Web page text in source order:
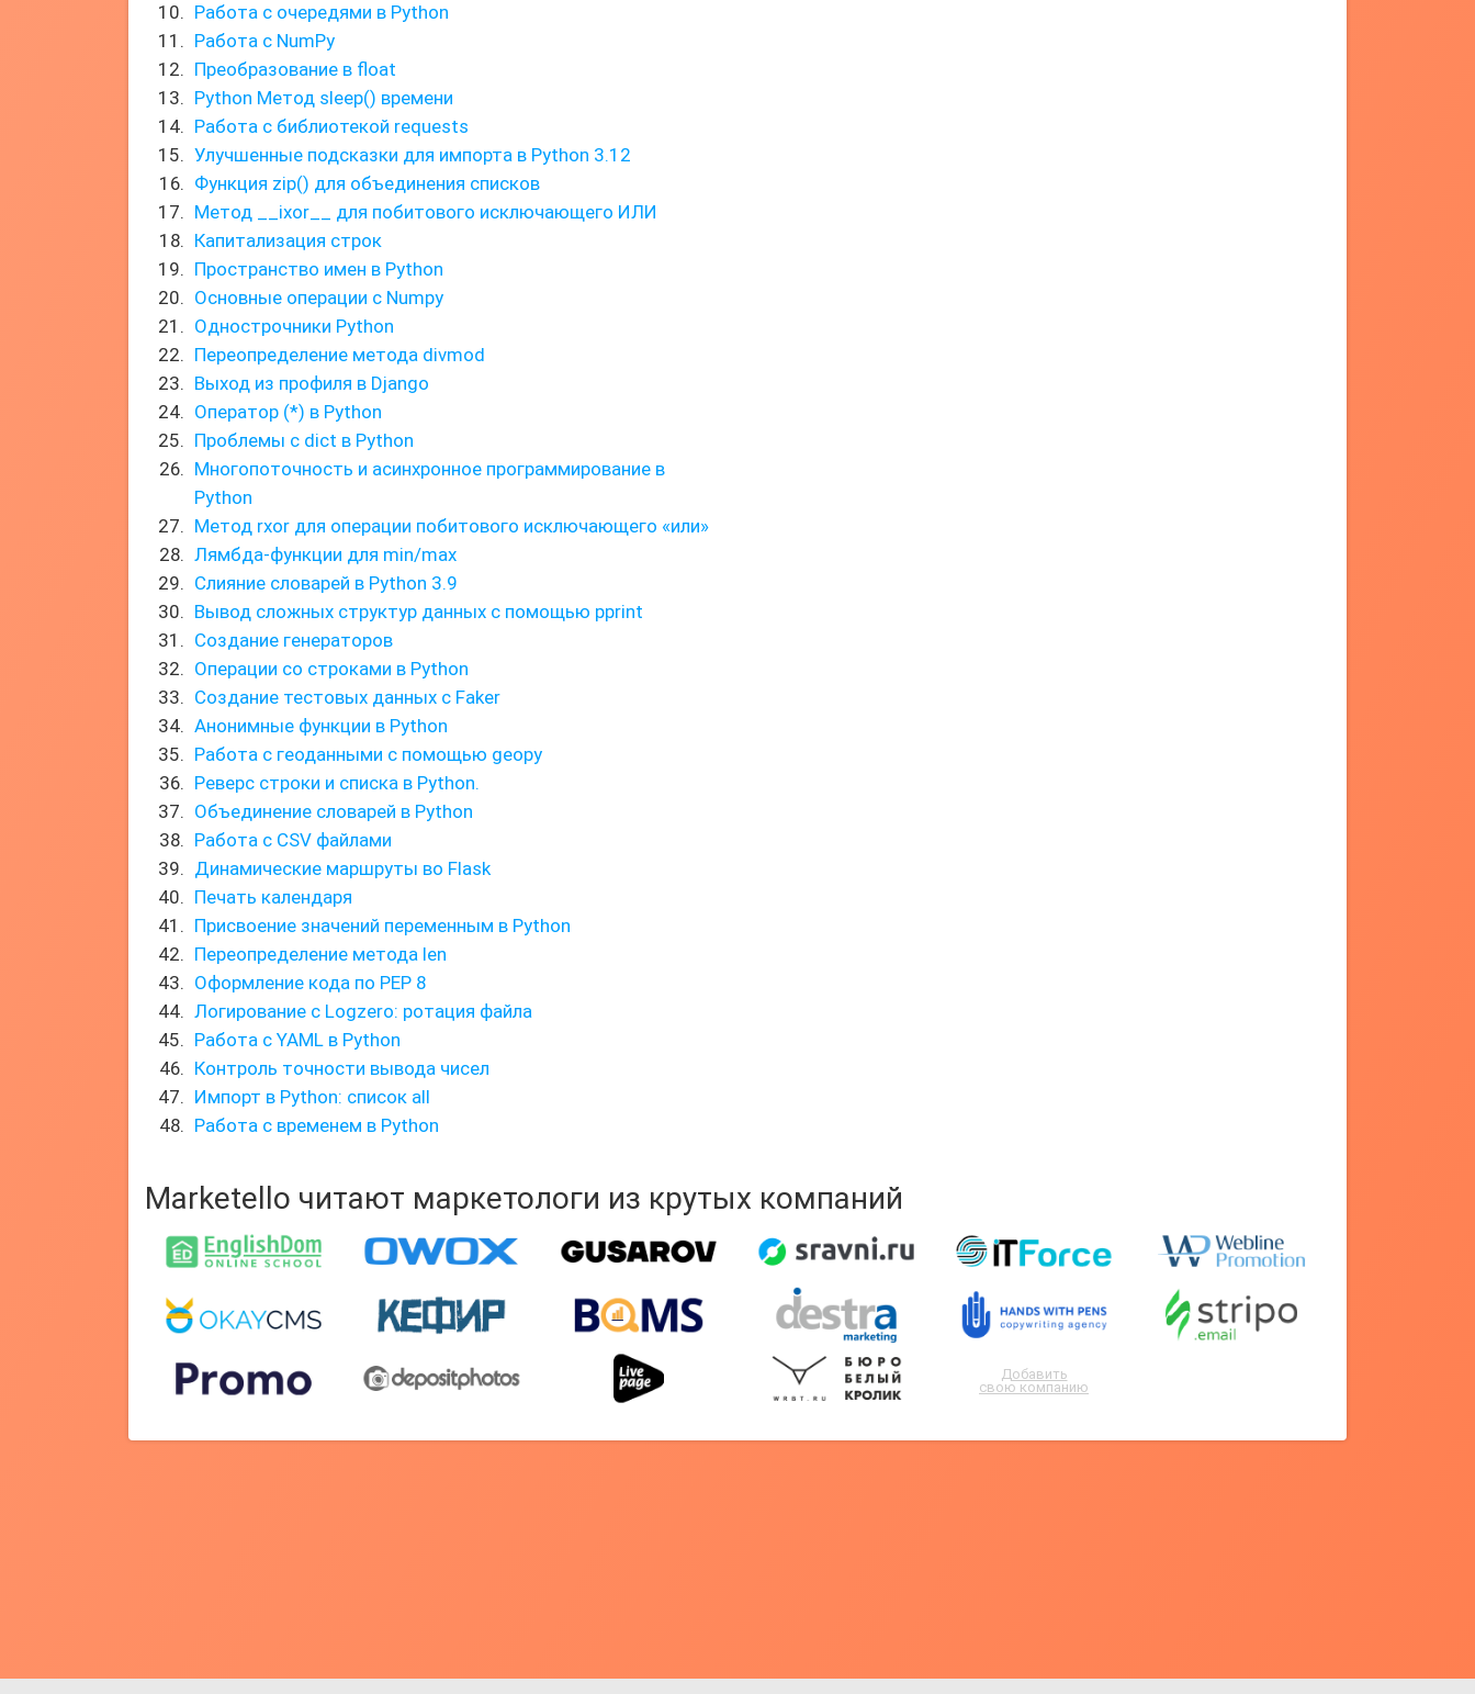
Работа с очередями в Python
Работа с NumPy
Преобразование в float
Python Метод sleep() времени
Работа с библиотекой requests
Улучшенные подсказки для импорта в Python 3.12
Функция zip() для объединения списков
Метод __ixor__ для побитового исключающего ИЛИ
Капитализация строк
Пространство имен в Python
Основные операции с Numpy
Однострочники Python
Переопределение метода divmod
Выход из профиля в Django
Оператор (*) в Python
Проблемы с dict в Python
Многопоточность и асинхронное программирование в
Python
Метод rxor для операции побитового исключающего «или»
Лямбда-функции для min/max
Слияние словарей в Python 3.9
Вывод сложных структур данных с помощью pprint
Создание генераторов
Операции со строками в Python
Создание тестовых данных с Faker
Анонимные функции в Python
Работа с геоданными с помощью geopy
Реверс строки и списка в Python.
Объединение словарей в Python
Работа с CSV файлами
Динамические маршруты во Flask
Печать календаря
Присвоение значений переменным в Python
Переопределение метода len
Оформление кода по PEP 8
Логирование с Logzero: ротация файла
Работа с YAML в Python
Контроль точности вывода чисел
Импорт в Python: список all
Работа с временем в Python
Marketello читают маркетологи из крутых компаний
Добавить
свою компанию